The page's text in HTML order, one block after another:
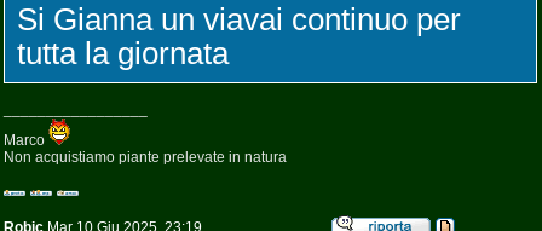
Si Gianna un viavai continuo per
tutta la giornata
Marco
Non acquistiamo piante prelevate in natura
Robic Mar 10 Giu 2025, 23:19